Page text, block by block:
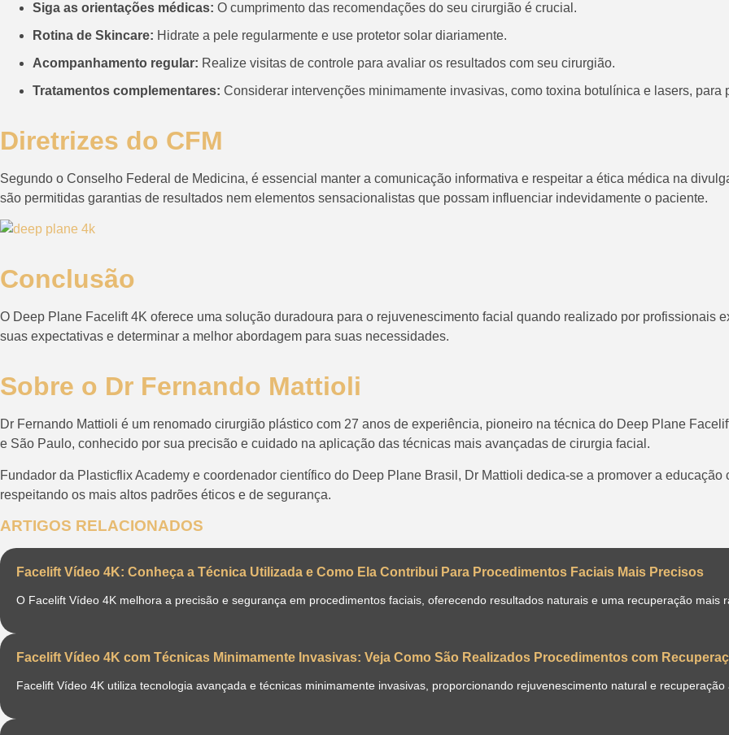
Siga as orientações médicas: O cumprimento das recomendações do seu cirurgião é crucial.
Rotina de Skincare: Hidrate a pele regularmente e use protetor solar diariamente.
Acompanhamento regular: Realize visitas de controle para avaliar os resultados com seu cirurgião.
Tratamentos complementares: Considerar intervenções minimamente invasivas, como toxina botulínica e lasers, para
Diretrizes do CFM
Segundo o Conselho Federal de Medicina, é essencial manter a comunicação informativa e respeitar a ética médica na
são permitidas garantias de resultados nem elementos sensacionalistas que possam influenciar indevidamente o paciente.
Conclusão
O Deep Plane Facelift 4K oferece uma solução duradoura para o rejuvenescimento facial quando realizado por profissionais
suas expectativas e determinar a melhor abordagem para suas necessidades.
Sobre o Dr Fernando Mattioli
Dr Fernando Mattioli é um renomado cirurgião plástico com 27 anos de experiência, pioneiro na técnica do Deep Plane
e São Paulo, conhecido por sua precisão e cuidado na aplicação das técnicas mais avançadas de cirurgia facial.
Fundador da Plasticflix Academy e coordenador científico do Deep Plane Brasil, Dr Mattioli dedica-se a promover a
respeitando os mais altos padrões éticos e de segurança.
ARTIGOS RELACIONADOS
Facelift Vídeo 4K: Conheça a Técnica Utilizada e Como Ela Contribui Para Procedimentos Faciais Mais Precisos
O Facelift Vídeo 4K melhora a precisão e segurança em procedimentos faciais, oferecendo resultados naturais e uma recuperação mais
Facelift Vídeo 4K com Técnicas Minimamente Invasivas: Veja Como São Realizados Procedimentos com
Facelift Vídeo 4K utiliza tecnologia avançada e técnicas minimamente invasivas, proporcionando rejuvenescimento natural e